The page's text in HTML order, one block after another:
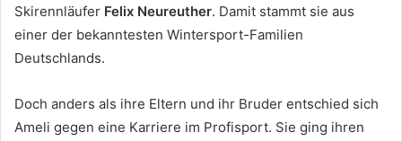
Skirennläufer Felix Neureuther. Damit stammt sie aus
einer der bekanntesten Wintersport-Familien
Deutschlands.
Doch anders als ihre Eltern und ihr Bruder entschied sich
Ameli gegen eine Karriere im Profisport. Sie ging ihren